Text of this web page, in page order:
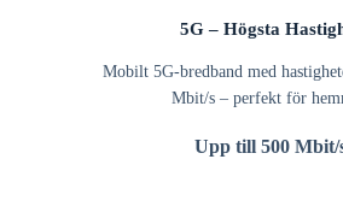
5G – Högsta
Mobilt 5G-bredband med
Mbit/s – perfekt för
Upp till 500 Mbit/